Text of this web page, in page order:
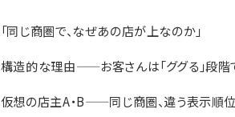
「同じ商圏で、なぜあの店が上なのか」
構造的な理由——お客さんは「ググる」段階
仮想の店主A・B——同じ商圏、違う表示順位